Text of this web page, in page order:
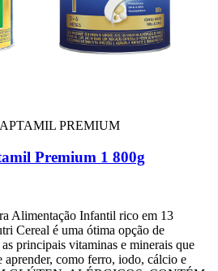
APTAMIL PREMIUM
Premium 1 800g
Alimentação Infantil rico em 13
Cereal é uma ótima opção de
principais vitaminas e minerais que
aprender, como ferro, iodo, cálcio e